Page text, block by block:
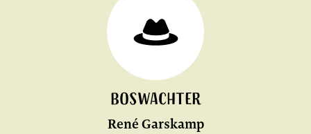
Boswachter
René Garskamp